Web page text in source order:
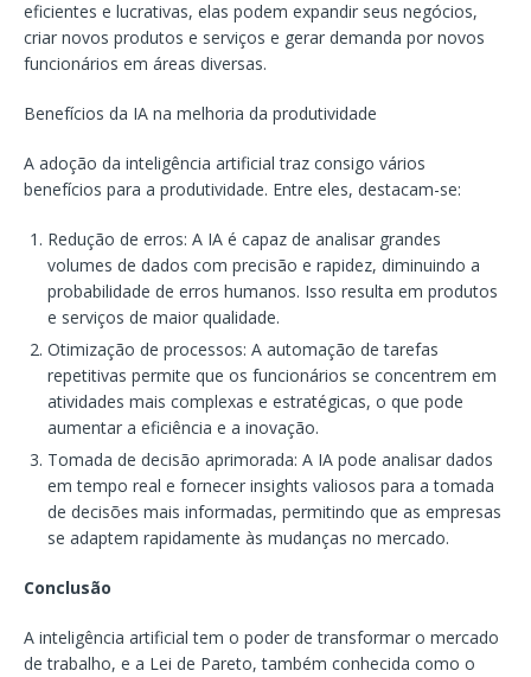
eficientes e lucrativas, elas podem expandir seus negócios,
criar novos produtos e serviços e gerar demanda por novos
funcionários em áreas diversas.
Benefícios da IA na melhoria da produtividade
A adoção da inteligência artificial traz consigo vários
benefícios para a produtividade. Entre eles, destacam-se:
Redução de erros: A IA é capaz de analisar grandes
volumes de dados com precisão e rapidez, diminuindo a
probabilidade de erros humanos. Isso resulta em produtos
e serviços de maior qualidade.
Otimização de processos: A automação de tarefas
repetitivas permite que os funcionários se concentrem em
atividades mais complexas e estratégicas, o que pode
aumentar a eficiência e a inovação.
Tomada de decisão aprimorada: A IA pode analisar dados
em tempo real e fornecer insights valiosos para a tomada
de decisões mais informadas, permitindo que as empresas
se adaptem rapidamente às mudanças no mercado.
Conclusão
A inteligência artificial tem o poder de transformar o mercado
de trabalho, e a Lei de Pareto, também conhecida como o